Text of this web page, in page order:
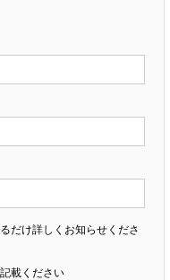
だけ詳しくお知らせくださ
載ください